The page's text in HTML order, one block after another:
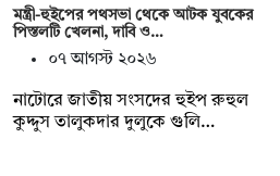
মন্ত্রী-হুইপের পথসভা থেকে আটক যুবকের
পিস্তলটি খেলনা, দাবি ও…
০৭ আগস্ট ২০২৬
নাটোরে জাতীয় সংসদের হুইপ রুহুল
কুদ্দুস তালুকদার দুলুকে গুলি…